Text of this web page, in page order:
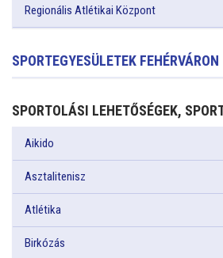
Regionális Atlétikai Központ
SPORTEGYESÜLETEK FEHÉRVÁRON
SPORTOLÁSI LEHETŐSÉGEK,
Aikido
Asztalitenisz
Atlétika
Birkózás